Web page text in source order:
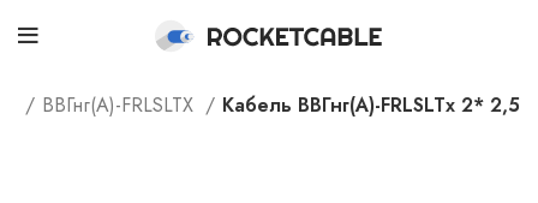
ВВГнг(А)-FRLSLTX Кабель ВВГнг(А)-FRLSLTx 2* 2,5